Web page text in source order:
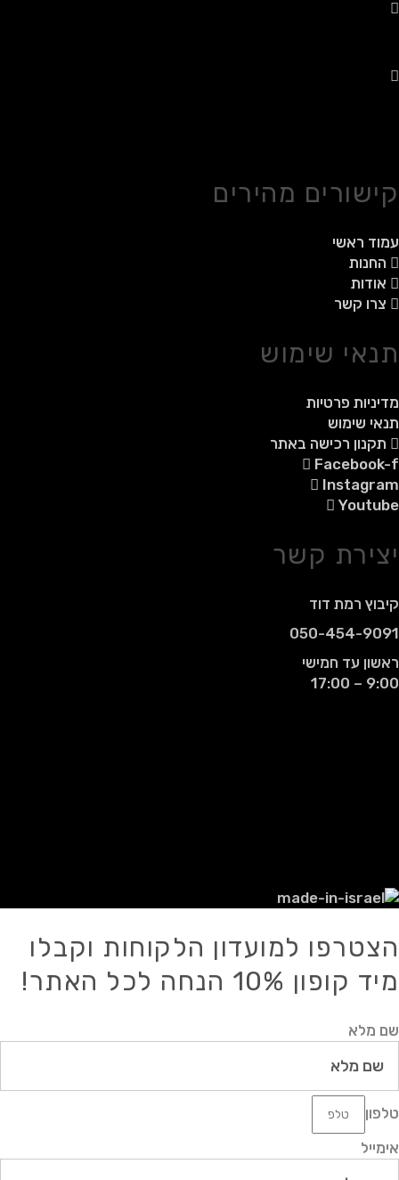
קישורים מהירים
עמוד ראשי
החנות
אודות
צרו קשר
תנאי שימוש
מדיניות פרטיות
תנאי שימוש
תקנון רכישה באתר
Facebook-f
Instagram
Youtube
יצירת קשר
קיבוץ רמת דוד
050-454-9091
ראשון עד חמישי
9:00 – 17:00
הצטרפו למועדון הלקוחות וקבלו
מיד קופון 10% הנחה לכל האתר!
שם מלא
טלפון
אימייל